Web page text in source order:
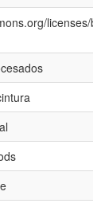
licenses/